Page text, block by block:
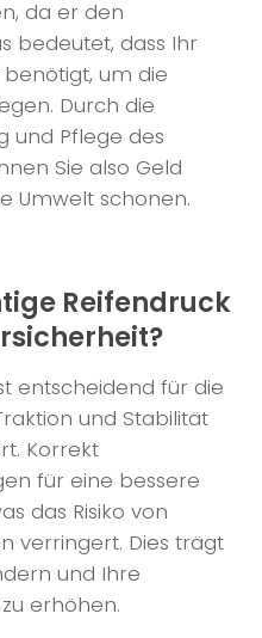
da er den
bedeutet, dass Ihr
um die
Durch die
und Pflege des
Sie also Geld
Umwelt schonen.
Reifendruck
entscheidend für die
und Stabilität
Korrekt
für eine bessere
das Risiko von
verringert. Dies trägt
und Ihre
erhöhen.